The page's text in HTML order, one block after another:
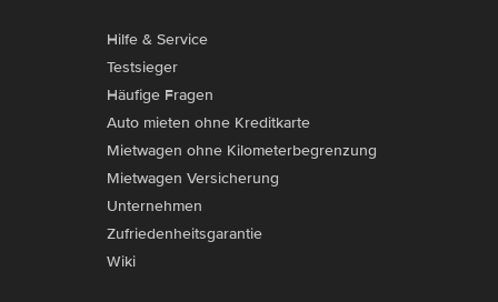
Hilfe & Service
Testsieger
Häufige Fragen
Auto mieten ohne Kreditkarte
Mietwagen ohne Kilometerbegrenzung
Mietwagen Versicherung
Unternehmen
Zufriedenheitsgarantie
Wiki